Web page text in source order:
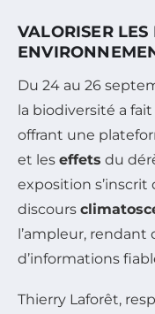
VALORISER LES
Du 24 au 26
la biodiversité a
offrant une
et les effets du
exposition
discours
l’ampleur, rendant
d’informations
Thierry Laforêt,